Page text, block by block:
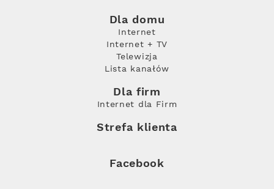
Dla domu
Internet
Internet + TV
Telewizja
Lista kanałów
Dla firm
Internet dla Firm
Strefa klienta
Facebook